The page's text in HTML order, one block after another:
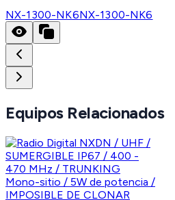
NX-1300-NK6NX-1300-NK6
Equipos Relacionados